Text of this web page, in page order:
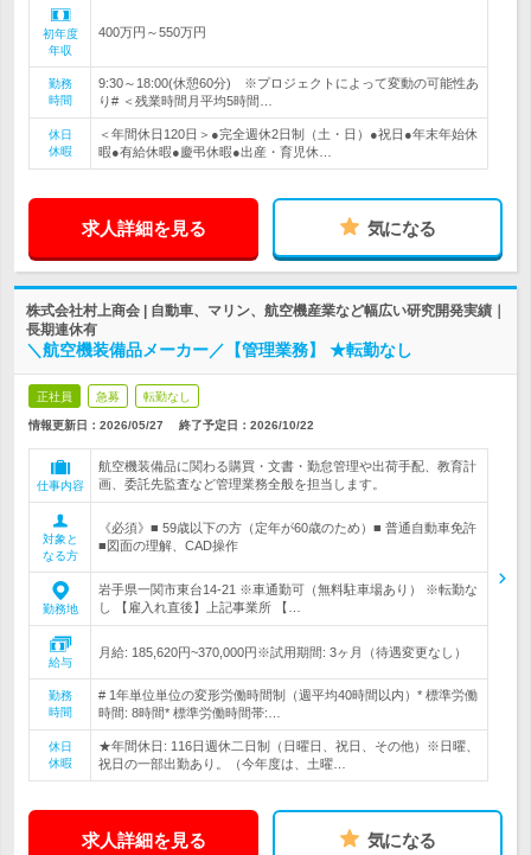
初年度
年収
400万円～550万円
勤務
時間
9:30～18:00(休憩60分) ※プロジェクトによって変動の可能性あ
り# ＜残業時間月平均5時間…
休日
休暇
＜年間休日120日＞●完全週休2日制（土・日）●祝日●年末年始休
暇●有給休暇●慶弔休暇●出産・育児休…
求人詳細を見る 気になる
株式会社村上商会 | 自動車、マリン、航空機産業など幅広い研究開発実績｜
長期連休有
＼航空機装備品メーカー／【管理業務】 ★転勤なし
正社員 急募 転勤なし
情報更新日：2026/05/27 終了予定日： 2026/10/22
仕事内容
航空機装備品に関わる購買・文書・勤怠管理や出荷手配、教育計
画、委託先監査など管理業務全般を担当します。
対象と
なる方
《必須》■ 59歳以下の方（定年が60歳のため）■ 普通自動車免許
■図面の理解、CAD操作
勤務地
岩手県一関市東台14-21 ※車通勤可（無料駐車場あり） ※転勤な
し 【雇入れ直後】上記事業所 【…
給与
月給: 185,620円~370,000円※試用期間: 3ヶ月（待遇変更なし）
勤務
時間
# 1年単位単位の変形労働時間制（週平均40時間以内）* 標準労働
時間: 8時間* 標準労働時間帯:…
休日
休暇
★年間休日: 116日週休二日制（日曜日、祝日、その他）※日曜、
祝日の一部出勤あり。（今年度は、土曜…
求人詳細を見る 気になる